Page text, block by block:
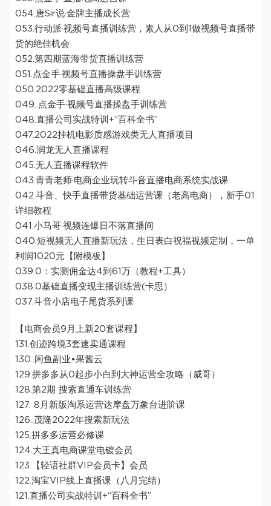
054.唐Sir说·金牌主播成长营
053.行动派·视频号直播训练营，素人从0到1做视频号直播带
货的绝佳机会
052.第四期蓝海带货直播训练营
051.点金手·视频号直播操盘手训练营
050.2022零基础直播高级课程
049..点金手·视频号直播操盘手训练营
048.直播公司实战特训+“百科全书”
047.2022挂机电影质感游戏类无人直播项目
046.润龙无人直播课程
045.无人直播课程软件
043.青青老师·电商企业玩转斗音直播电商系统实战课
042.斗音、快手直播带货基础运营课（老高电商），新手01
详细教程
041.小马哥·视频连爆日不落直播间
040.短视频无人直播新玩法，生日表白祝福视频定制，一单
利润1020元【附模板】
039.0：实测佣金达4到61万（教程+工具）
038.0基础直播变现主播训练营(卡思）
037.斗音小店电子尾货系列课
【电商会员9月上新20套课程】
131.创迹跨境3套速卖通课程
130..闲鱼副业•果酱云
129.拼多多从0起步小白到大神运营全攻略（威哥）
128.第2期 搜索直通车训练营
127. 8月新版淘系运营达摩盘万象台进阶课
126..茂隆2022年搜索新玩法
125.拼多多运营必修课
124.大王真电商课堂电镀会员
123.【轻语社群VIP会员卡】会员
122.淘宝VIP线上直播课（八月完结）
121.直播公司实战特训+“百科全书”